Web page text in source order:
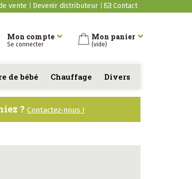
Contact
vente Devenir distributeur
Mon panier
(vide)
Mon compte
Se connecter
de bébé Chauffage Divers
? Contactez-nous !